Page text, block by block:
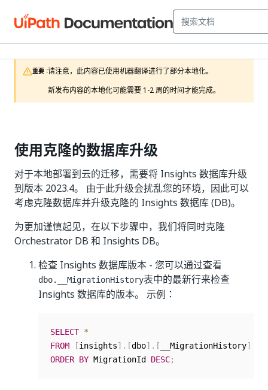
重要 :请注意，此内容已使用机器翻译进行了部分本地化。
新发布内容的本地化可能需要 1-2 周的时间才能完成。
使用克隆的数据库升级
对于本地部署到云的迁移，需要将 Insights 数据库升级
到版本 2023.4。 由于此升级会扰乱您的环境，因此可以
考虑克隆数据库并升级克隆的 Insights 数据库 (DB)。
为更加谨慎起见，在以下步骤中，我们将同时克隆
Orchestrator DB 和 Insights DB。
检查 Insights 数据库版本 - 您可以通过查看
dbo.__MigrationHistory表中的最新行来检查
Insights 数据库的版本。 示例：
SELECT *
FROM
[insights] . [dbo] . [ __MigrationHistory]
ORDER BY MigrationId DESC;